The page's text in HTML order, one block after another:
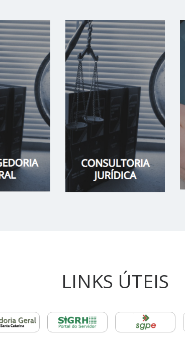
LINKS ÚTEIS